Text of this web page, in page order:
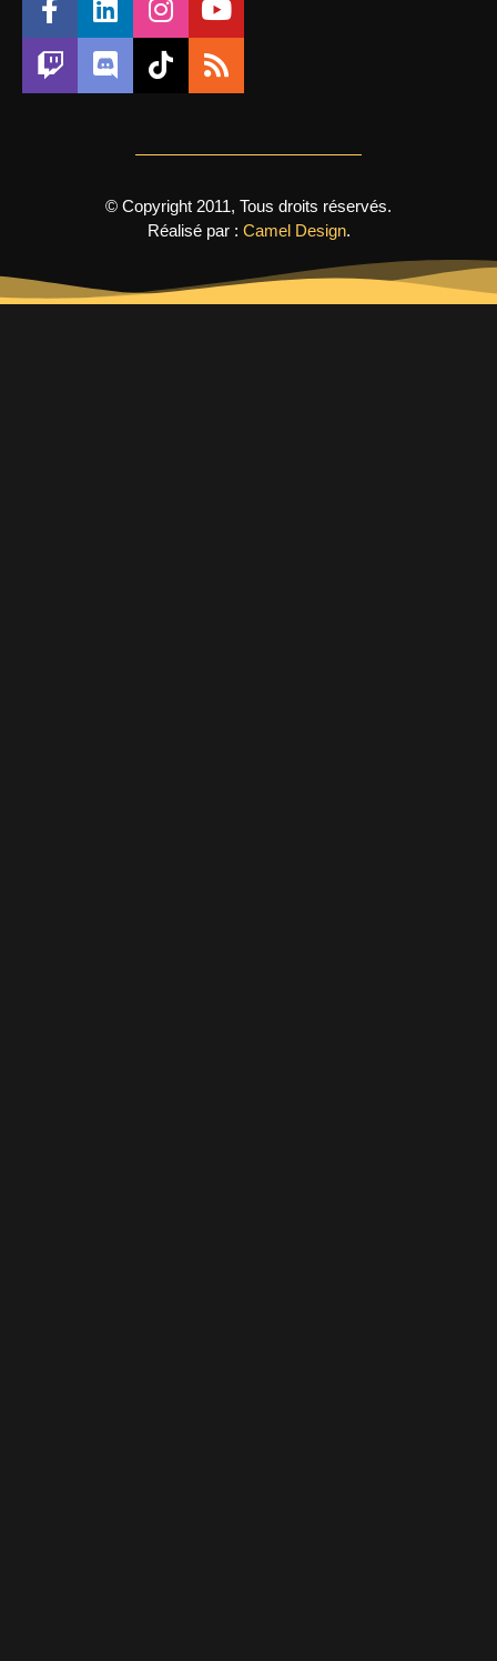
© Copyright 2011, Tous droits réservés.
Réalisé par : Camel Design.